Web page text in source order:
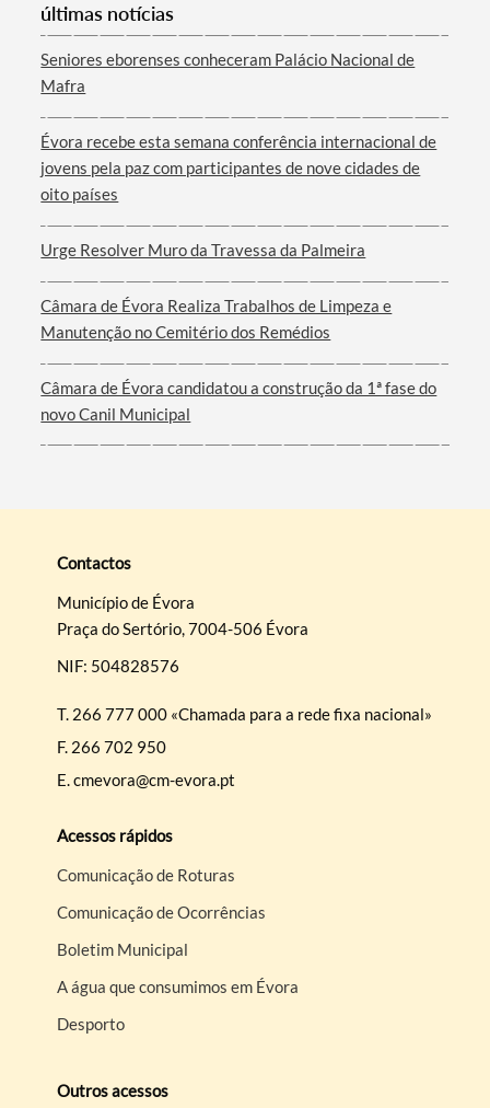
últimas notícias
Seniores eborenses conheceram Palácio Nacional de
Mafra
Évora recebe esta semana conferência internacional de
jovens pela paz com participantes de nove cidades de
oito países
Urge Resolver Muro da Travessa da Palmeira
Câmara de Évora Realiza Trabalhos de Limpeza e
Manutenção no Cemitério dos Remédios
Câmara de Évora candidatou a construção da 1ª fase do
novo Canil Municipal
Contactos
Município de Évora
Praça do Sertório, 7004-506 Évora
NIF: 504828576
T. 266 777 000 «Chamada para a rede fixa nacional»
F. 266 702 950
E.cmevora@cm-evora.pt
Acessos rápidos
Comunicação de Roturas
Comunicação de Ocorrências
Boletim Municipal
A água que consumimos em Évora
Desporto
Outros acessos